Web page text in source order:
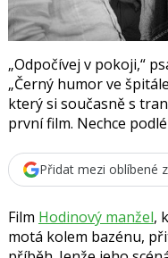
„Odpočívej v pokoji,“
„Černý humor ve
který si současně s
první film. Nechce
Přidat mezi oblíbené
Film Hodinový manžel,
motá kolem bazénu,